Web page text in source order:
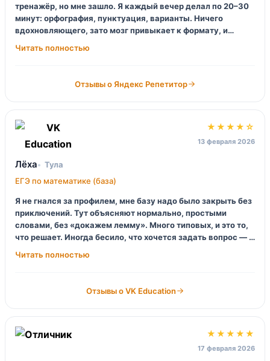
тренажёр, но мне зашло. Я каждый вечер делал по 20–30
минут: орфография, пунктуация, варианты. Ничего
вдохновляющего, зато мозг привыкает к формату, и
ошибки становятся тупо реже. Минус — сочинение всё
равно лучше проверять у живого человека, автоматом
Отзывы о Яндекс Репетитор
★★★★☆
13 февраля 2026
Лёха
Тула
ЕГЭ по математике (база)
Я не гнался за профилем, мне базу надо было закрыть без
приключений. Тут объясняют нормально, простыми
словами, без «докажем лемму». Много типовых, и это то,
что решает. Иногда бесило, что хочется задать вопрос — а
ты смотришь запись, и всё, молчи. Но за свои деньги курс
отработал, базу я перестал бояться.
Отзывы о VK Education
★★★★★
17 февраля 2026